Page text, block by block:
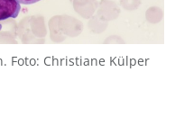
Foto: Christiane Külper